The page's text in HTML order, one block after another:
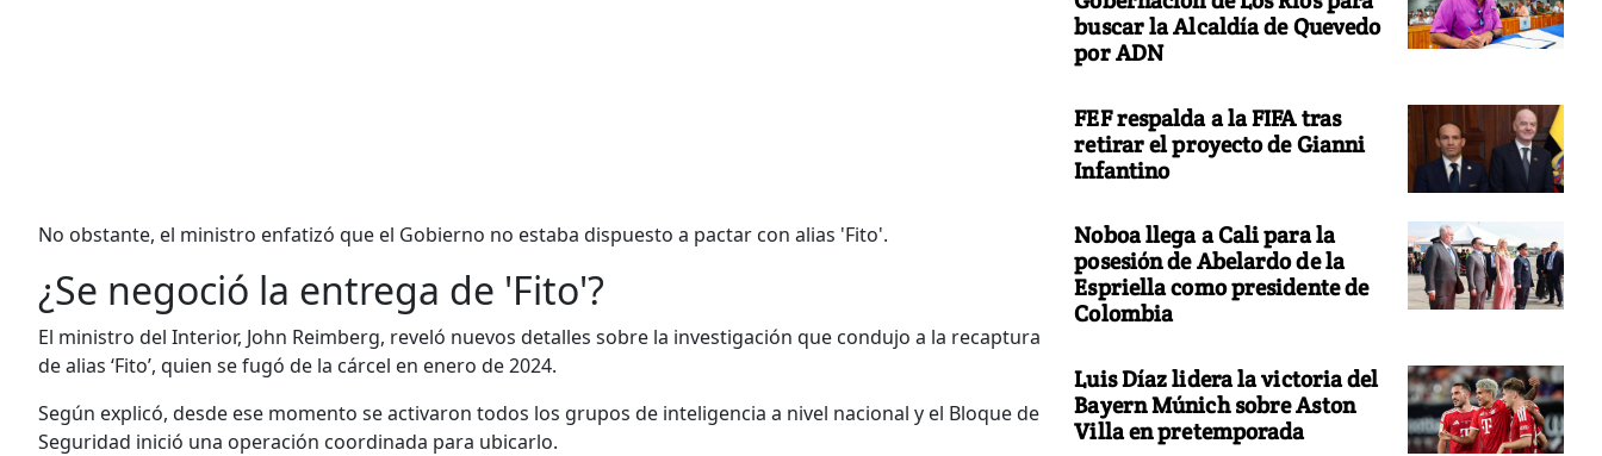
No obstante, el ministro enfatizó que el Gobierno no estaba dispuesto a pactar con alias 'Fito'.
¿Se negoció la entrega de 'Fito'?
El ministro del Interior, John Reimberg, reveló nuevos detalles sobre la investigación que condujo a la recaptura
de alias ‘Fito’, quien se fugó de la cárcel en enero de 2024.
Según explicó, desde ese momento se activaron todos los grupos de inteligencia a nivel nacional y el Bloque de
Seguridad inició una operación coordinada para ubicarlo.
buscar la Alcaldía de Quevedo
por ADN
FEF respalda a la FIFA tras
retirar el proyecto de Gianni
Infantino
Noboa llega a Cali para la
posesión de Abelardo de la
Espriella como presidente de
Colombia
Luis Díaz lidera la victoria del
Bayern Múnich sobre Aston
Villa en pretemporada